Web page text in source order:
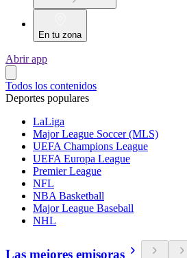
En tu zona
Abrir app
Todos los contenidos
Deportes populares
LaLiga
Major League Soccer (MLS)
UEFA Champions League
UEFA Europa League
Premier League
NFL
NBA Basketball
Major League Baseball
NHL
Las mejores emisoras